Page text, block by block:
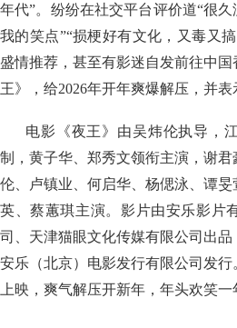
年代”。纷纷在社交平台评价道“很
我的笑点”“损梗好有文化，又毒又
盛情推荐，甚至有影迷自发前往中
王》，给2026年开年爽爆解压，并表
电影《夜王》由吴炜伦执导，
制，黄子华、郑秀文领衔主演，谢
伦、卢镇业、何启华、杨偲泳、谭
英、蔡蕙琪主演。影片由安乐影片
司、天津猫眼文化传媒有限公司出品
安乐（北京）电影发行有限公司发
上映，爽气解压开新年，年头欢笑一